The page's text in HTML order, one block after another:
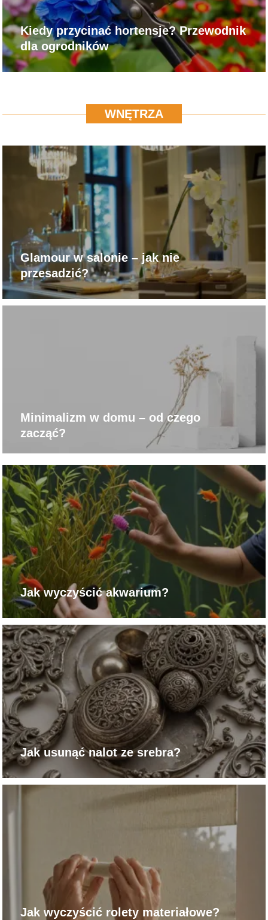
Kiedy przycinać hortensje? Przewodnik
dla ogrodników
WNĘTRZA
Glamour w salonie – jak nie
przesadzić?
Minimalizm w domu – od czego
zacząć?
Jak wyczyścić akwarium?
Jak usunąć nalot ze srebra?
Jak wyczyścić rolety materiałowe?